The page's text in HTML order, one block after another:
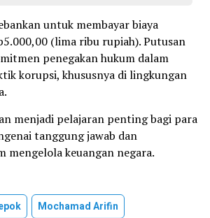
untuk membayar biaya
(lima ribu rupiah). Putusan
penegakan hukum dalam
korupsi, khususnya di lingkungan
menjadi pelajaran penting bagi para
tanggung jawab dan
mengelola keuangan negara.
Mochamad Arifin